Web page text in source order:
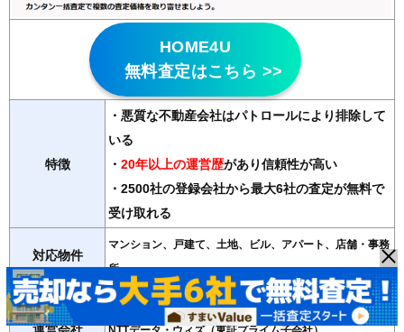
HOME4U
無料査定はこちら >>
特徴
・悪質な不動産会社はパトロールにより排除して
いる
・ 20年以上の運営歴があり信頼性が高い
・2500社の登録会社から最大6社の査定が無料で
受け取れる
対応物件
マンション、戸建て、土地、ビル、アパート、店舗・事務
所
紹介会社数 最大6社